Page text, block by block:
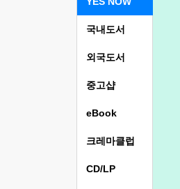
국내도서
외국도서
중고샵
eBook
크레마클럽
CD/LP